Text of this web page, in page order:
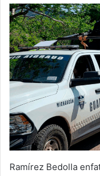
Ramírez Bedolla